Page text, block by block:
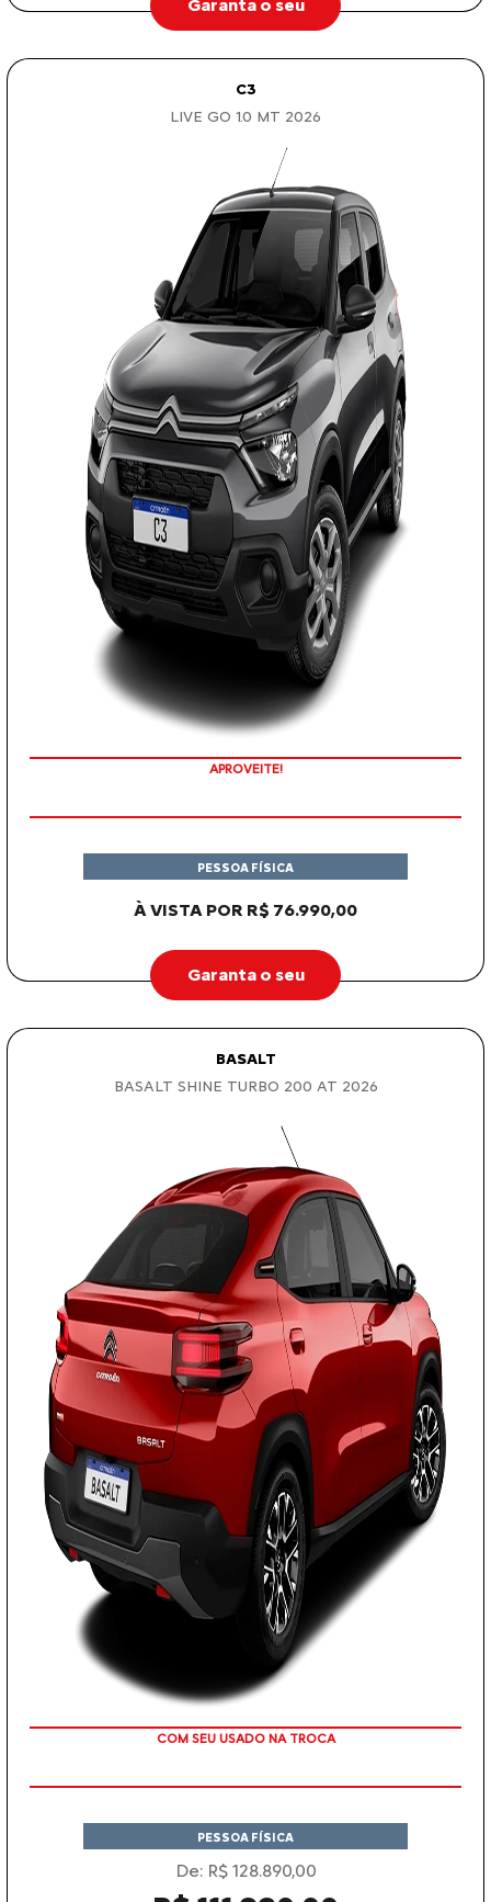
Garanta o seu
C3
LIVE GO 1.0 MT 2026
APROVEITE!
À VISTA POR R$ 76.990,00
PESSOA FÍSICA
Garanta o seu
BASALT
BASALT SHINE TURBO 200 AT 2026
TAXA ZERO
PESSOA FÍSICA
De: R$ 128.890,00